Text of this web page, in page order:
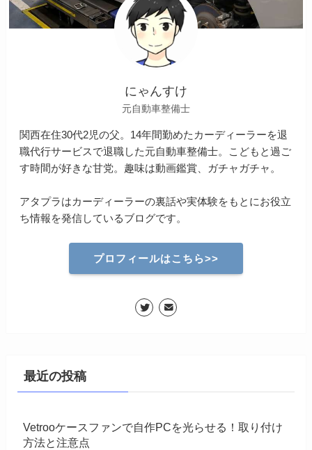
にゃんすけ
元自動車整備士
関西在住30代2児の父。14年間勤めたカーディーラーを退
職代行サービスで退職した元自動車整備士。こどもと過ご
す時間が好きな甘党。趣味は動画鑑賞、ガチャガチャ。
アタプラはカーディーラーの裏話や実体験をもとにお役立
ち情報を発信しているブログです。
プロフィールはこちら>>
最近の投稿
Vetrooケースファンで自作PCを光らせる！取り付け
方法と注意点